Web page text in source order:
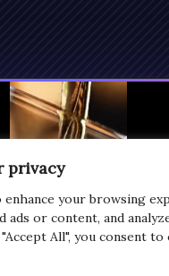
privacy
enhance your browsing
ads or content, and
All", you consent to